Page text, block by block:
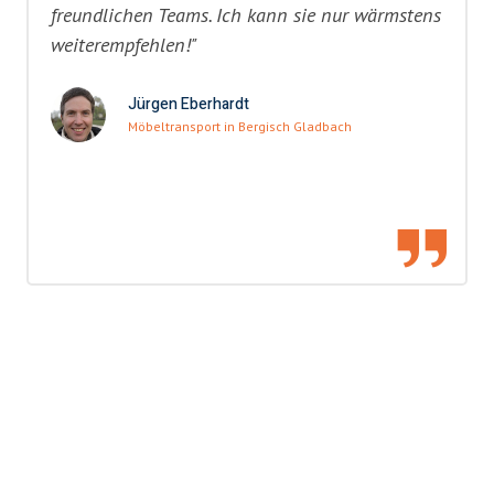
freundlichen Teams. Ich kann sie nur wärmstens
weiterempfehlen!"
Jürgen Eberhardt
Möbeltransport in Bergisch Gladbach